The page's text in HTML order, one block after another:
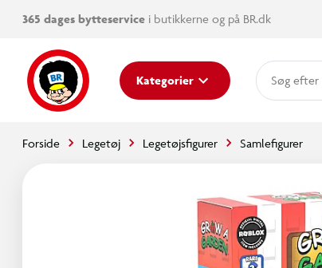
365 dages bytteservice i butikkerne og på BR.dk
Kategorier
Forside Legetøj Legetøjsfigurer Samlefigurer